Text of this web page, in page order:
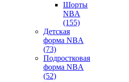
Шорты
NBA
(155)
Детская
форма NBA
(73)
Подростковая
форма NBA
(52)